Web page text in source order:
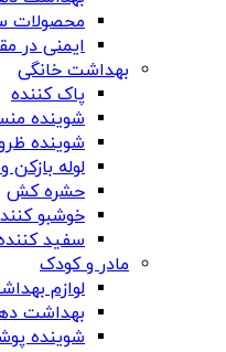
محصولات
ایمنی در
بهداشت خانگی
پاک کننده
شوینده
شوینده
لوله بازکن
حشره کش
خوشبو
سفید
مادر و کودک
لوازم
بهداشت
شوینده